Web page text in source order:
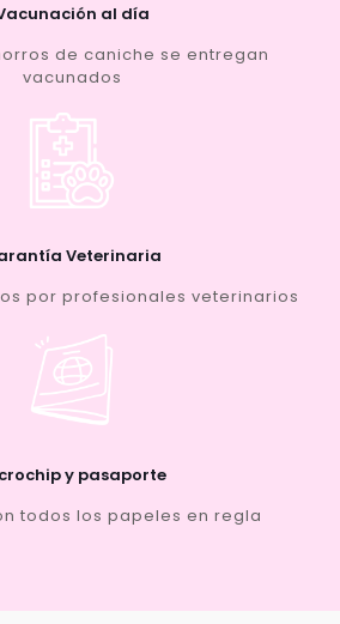
al día
de caniche se entregan
vacunados
Veterinaria
por profesionales veterinarios
y pasaporte
todos los papeles en regla